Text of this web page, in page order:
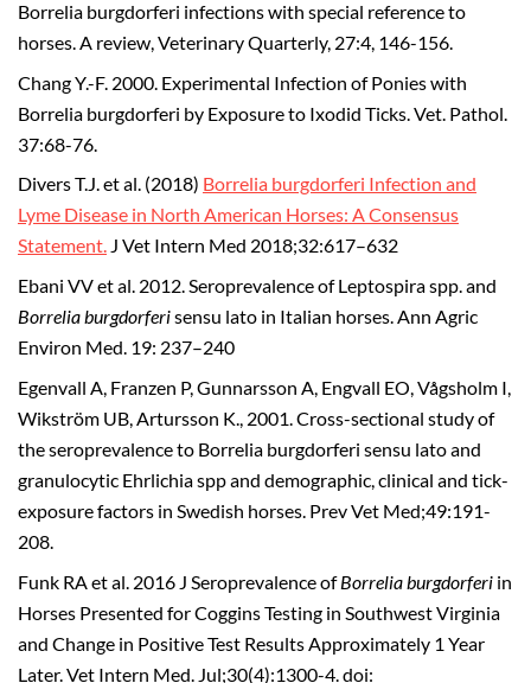
Borrelia burgdorferi infections with special reference to
horses. A review, Veterinary Quarterly, 27:4, 146-156.
Chang Y.-F. 2000. Experimental Infection of Ponies with
Borrelia burgdorferi by Exposure to Ixodid Ticks. Vet. Pathol.
37:68-76.
Divers T.J. et al. (2018) Borrelia burgdorferi Infection and
Lyme Disease in North American Horses: A Consensus
Statement. J Vet Intern Med 2018;32:617–632
Ebani VV et al. 2012. Seroprevalence of Leptospira spp. and
Borrelia burgdorferisensu lato in Italian horses. Ann Agric
Environ Med. 19: 237–240
Egenvall A, Franzen P, Gunnarsson A, Engvall EO, Vågsholm I,
Wikström UB, Artursson K., 2001. Cross-sectional study of
the seroprevalence to Borrelia burgdorferi sensu lato and
granulocytic Ehrlichia spp and demographic, clinical and tick-
exposure factors in Swedish horses. Prev Vet Med;49:191-
208.
Funk RA et al. 2016 J Seroprevalence ofBorrelia burgdorferi in
Horses Presented for Coggins Testing in Southwest Virginia
and Change in Positive Test Results Approximately 1 Year
Later. Vet Intern Med. Jul;30(4):1300-4. doi: